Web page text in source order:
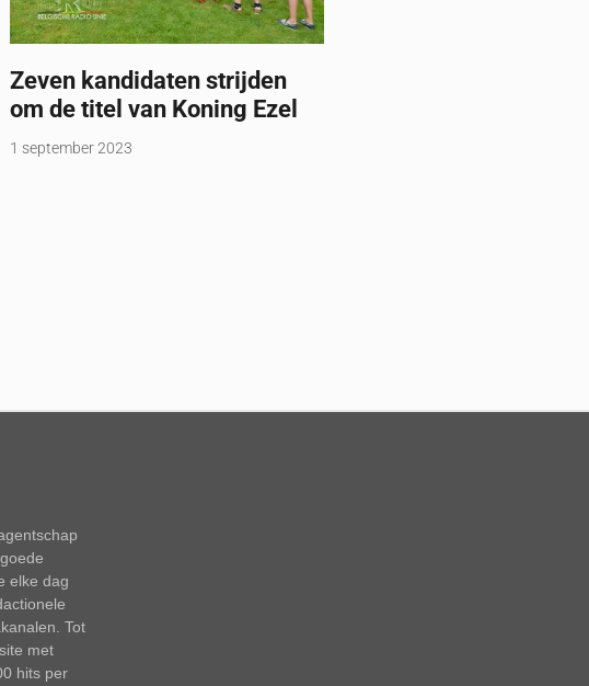
Zeven kandidaten strijden
om de titel van Koning Ezel
1 september 2023
elke dag
Tot
met
hits per